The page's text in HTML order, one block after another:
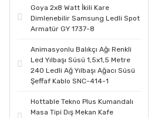
Goya 2x8 Watt İkili Kare
Dimlenebilir Samsung Ledli Spot
Armatür GY 1737-8
Animasyonlu Balıkçı Ağı Renkli
Led Yılbaşı Süsü 1,5x1,5 Metre
240 Ledli Ağ Yılbaşı Ağacı Süsü
Şeffaf Kablo SNC-414-1
Hottable Tekno Plus Kumandalı
Masa Tipi Dış Mekan Kafe